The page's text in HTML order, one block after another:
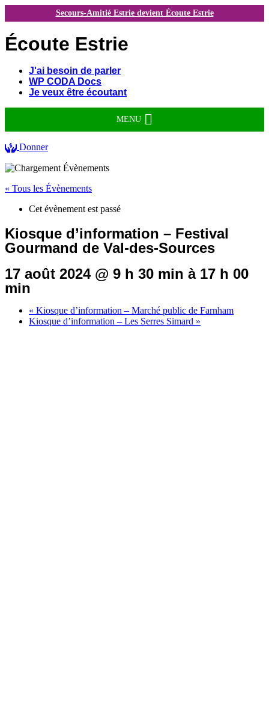
Secours-Amitié Estrie devient Écoute Estrie
Écoute Estrie
J'ai besoin de parler
WP CODA Docs
Je veux être écoutant
MENU
Donner
« Tous les Évènements
Cet évènement est passé
Kiosque d’information – Festival
Gourmand de Val-des-Sources
17 août 2024 @ 9 h 30 min à 17 h 00
min
« Kiosque d’information – Marché public de Farnham
Kiosque d’information – Les Serres Simard »